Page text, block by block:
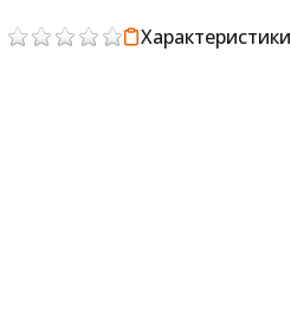
Характеристики